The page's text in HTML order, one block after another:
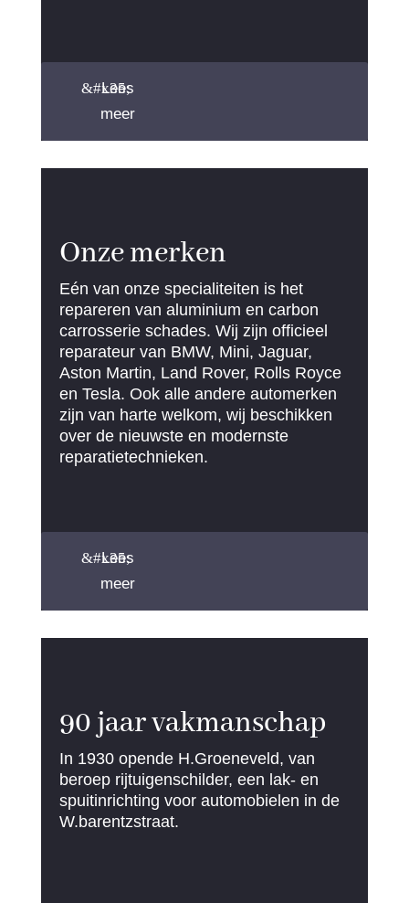
Lees
meer
Onze merken
Eén van onze specialiteiten is het
repareren van aluminium en carbon
carrosserie schades. Wij zijn officieel
reparateur van BMW, Mini, Jaguar,
Aston Martin, Land Rover, Rolls Royce
en Tesla. Ook alle andere automerken
zijn van harte welkom, wij beschikken
over de nieuwste en modernste
reparatietechnieken.
Lees
meer
90 jaar vakmanschap
In 1930 opende H.Groeneveld, van
beroep rijtuigenschilder, een lak- en
spuitinrichting voor automobielen in de
W.barentzstraat.